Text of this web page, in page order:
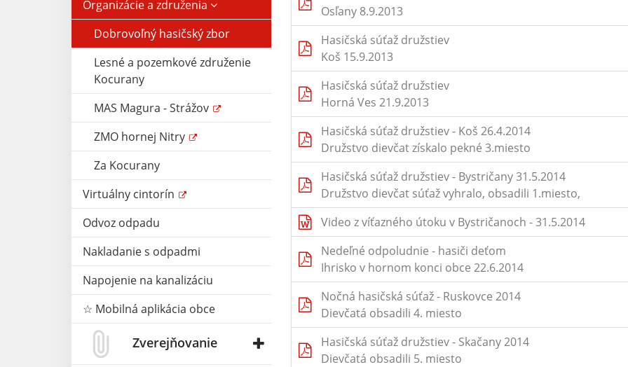
Organizácie a združenia
Dobrovoľný hasičský zbor
Lesné a pozemkové združenie
Kocurany
MAS Magura - Strážov
ZMO hornej Nitry
Za Kocurany
Virtuálny cintorín
Odvoz odpadu
Nakladanie s odpadmi
Napojenie na kanalizáciu
☆ Mobilná aplikácia obce
Zverejňovanie
Osľany 8.9.2013
Hasičská súťaž družstiev
Koš 15.9.2013
Hasičská súťaž družstiev
Horná Ves 21.9.2013
Hasičská súťaž družstiev - Koš 26.4.2014
Družstvo dievčat získalo pekné 3.miesto
Hasičská súťaž družstiev - Bystričany 31.5.2014
Družstvo dievčat súťaž vyhralo, obsadili 1.miesto,
Video z víťazného útoku v Bystričanoch - 31.5.2014
Nedeľné odpoludnie - hasiči deťom
Ihrisko v hornom konci obce 22.6.2014
Nočná hasičská súťaž - Ruskovce 2014
Dievčatá obsadili 4. miesto
Hasičská súťaž družstiev - Skačany 2014
Dievčatá obsadili 5. miesto